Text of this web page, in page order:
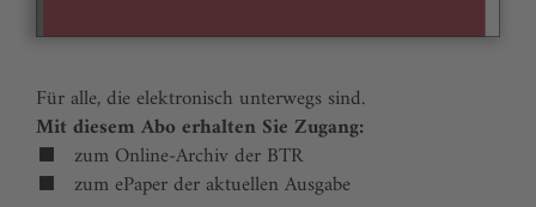
Für alle, die elektronisch unterwegs sind.
Mit diesem Abo erhalten Sie Zugang:
zum Online-Archiv der BTR
zum ePaper der aktuellen Ausgabe